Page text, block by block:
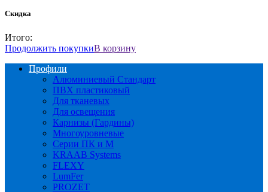
Скидка
Итого:
Продолжить покупкиВ корзину
Профили
Алюминиевый Стандарт
ПВХ пластиковый
Для тканевых
Для освещения
Карнизы (Гардины)
Многоуровневые
Серии ПК и М
KRAAB Systems
FLEXY
LumFer
PROZET